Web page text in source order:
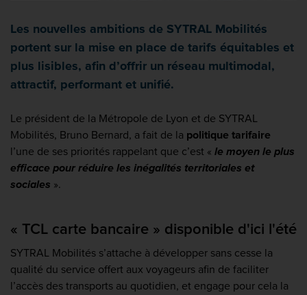
Les nouvelles ambitions de SYTRAL Mobilités
portent sur la mise en place de tarifs équitables et
plus lisibles, afin d’offrir un réseau multimodal,
attractif, performant et unifié.
Le président de la Métropole de Lyon et de SYTRAL
Mobilités, Bruno Bernard, a fait de la politique tarifaire
l’une de ses priorités rappelant que c’est « le moyen le plus
efficace pour réduire les inégalités territoriales et
sociales ».
« TCL carte bancaire » disponible d'ici l'été
SYTRAL Mobilités s’attache à développer sans cesse la
qualité du service offert aux voyageurs afin de faciliter
l’accès des transports au quotidien, et engage pour cela la